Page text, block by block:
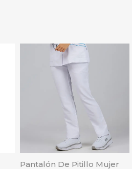
Pantalón De Pitillo Mujer